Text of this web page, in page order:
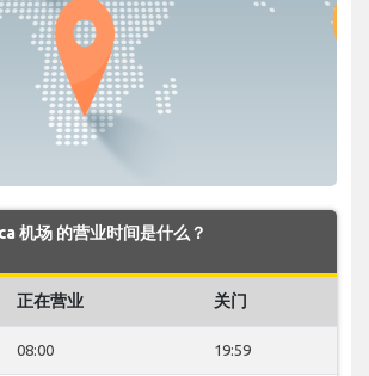
机场 的营业时间是什么？
正在营业 关门
08:00 19:59